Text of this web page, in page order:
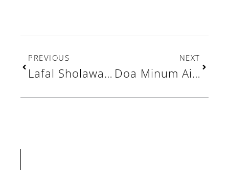
PREVIOUS
Lafal Sholawat Jibril: Banyak Manfaat bagi yang Mengamalkannya
NEXT
Doa Minum Air Zamzam, Adab, dan Keutamaannya